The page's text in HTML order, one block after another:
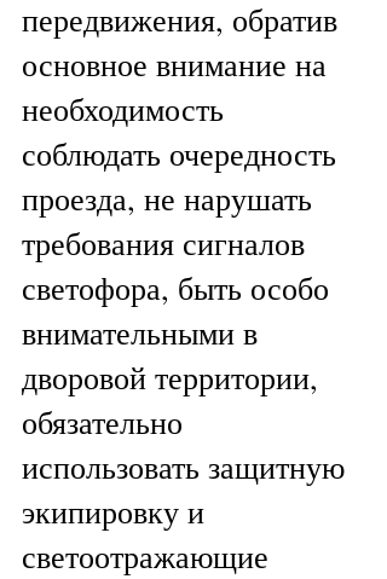
передвижения, обратив
основное внимание на
необходимость
соблюдать очередность
проезда, не нарушать
требования сигналов
светофора, быть особо
внимательными в
дворовой территории,
обязательно
использовать защитную
экипировку и
светоотражающие